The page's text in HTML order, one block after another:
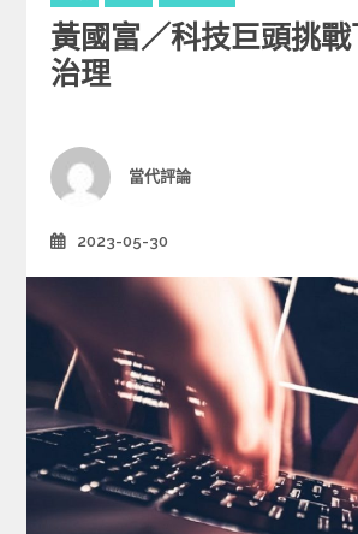
a
t
e
g
i
e
黃國富／科技巨頭挑
治理
Author
當代評論
2023-05-30